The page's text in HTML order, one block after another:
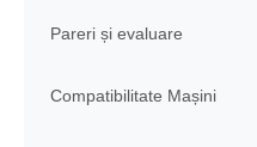
Pareri și evaluare
Compatibilitate Mașini